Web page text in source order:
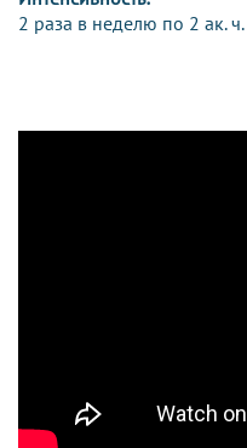
2 раза в неделю по 2 ак. ч.